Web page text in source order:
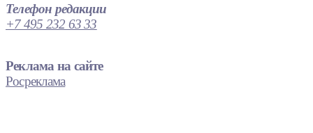
Телефон редакции
+7 495 232 63 33
Реклама на сайте
Росреклама